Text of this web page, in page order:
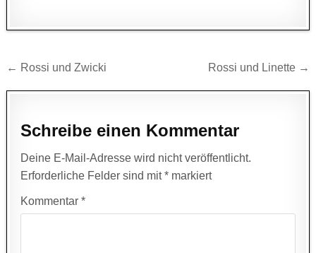
Beitragsnavigation
← Rossi und Zwicki Rossi und Linette →
Schreibe einen Kommentar
Deine E-Mail-Adresse wird nicht veröffentlicht.
Erforderliche Felder sind mit* markiert
Kommentar*